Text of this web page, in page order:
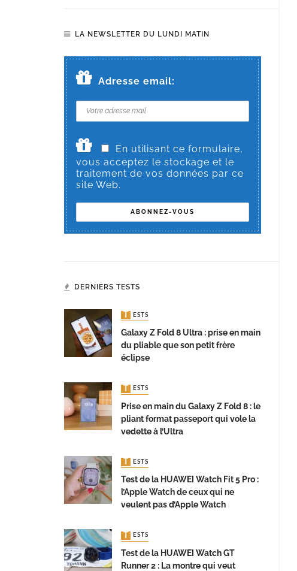
LA NEWSLETTER DU LUNDI MATIN
Adresse email:
En utilisant ce formulaire,
vous acceptez le stockage et le
traitement de vos données par ce
site Web.
DERNIERS TESTS
TESTS
Galaxy Z Fold 8 Ultra : prise en main
du pliable que son petit frère
éclipse
TESTS
Prise en main du Galaxy Z Fold 8 : le
pliant format passeport qui vole la
vedette à l’Ultra
TESTS
Test de la HUAWEI Watch Fit 5 Pro :
l’Apple Watch de ceux qui ne
veulent pas d’Apple Watch
TESTS
Test de la HUAWEI Watch GT
Runner 2 : La montre qui veut